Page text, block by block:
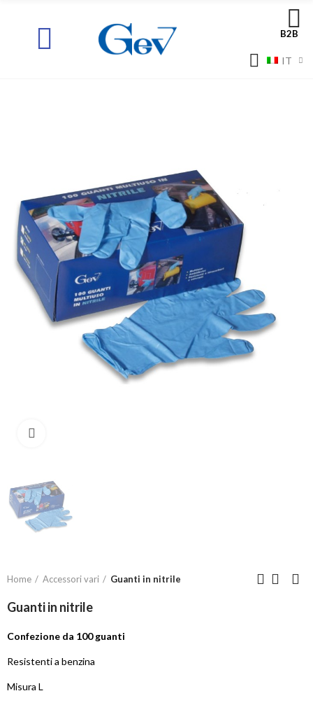
B2B
IT
Home Accessori vari Guanti in nitrile
Guanti in nitrile
Confezione da 100 guanti
Resistenti a benzina
Misura L